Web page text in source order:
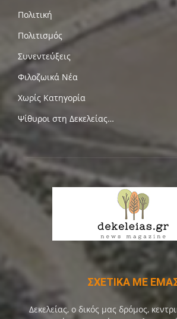
Πολιτική
Πολιτισμός
Συνεντεύξεις
Φιλοζωικά Νέα
Χωρίς Κατηγορία
Ψίθυροι στη Δεκελείας…
ΣΧΕΤΙΚΑ ΜΕ
Δεκελείας, ο δικός μας δρόμος,